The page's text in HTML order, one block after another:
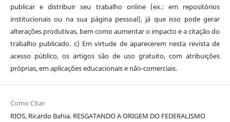
publicar e distribuir seu trabalho online (ex.: em repositórios
institucionais ou na sua página pessoal), já que isso pode gerar
alterações produtivas, bem como aumentar o impacto e a citação do
trabalho publicado. c) Em virtude de aparecerem nesta revista de
acesso público, os artigos são de uso gratuito, com atribuições
próprias, em aplicações educacionais e não-comerciais.
Como Citar
RIOS, Ricardo Bahia. RESGATANDO A ORIGEM DO FEDERALISMO